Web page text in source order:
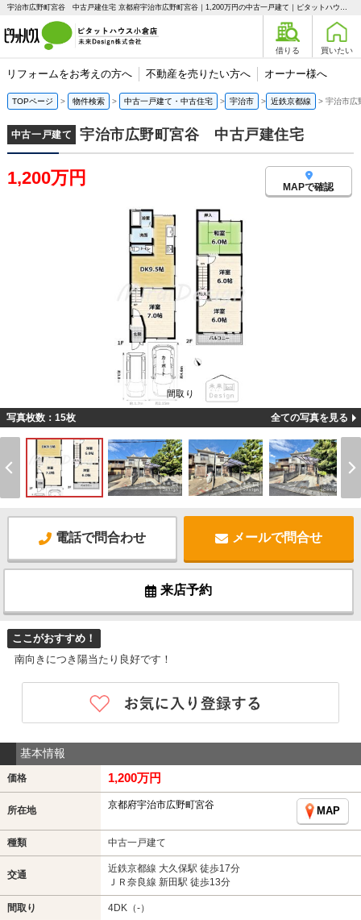
宇治市広野町宮谷 中古戸建住宅 京都府宇治市広野町宮谷｜1,200万円の中古一戸建て｜ピタットハウス小倉店 未来Design株式会社
借りる 買いたい
リフォームをお考えの方へ 不動産を売りたい方へ オーナー様へ
TOPページ 物件検索 中古一戸建て・中古住宅 宇治市 近鉄京都線 宇治市
中古一戸建て 宇治市広野町宮谷 中古戸建住宅
1,200万円 MAPで確認
間取り
写真枚数：15枚 全ての写真を見る
電話で問合わせ メールで問合せ
来店予約
ここがおすすめ！
南向きにつき陽当たり良好です！
基本情報
価格 1,200万円
所在地 京都府宇治市広野町宮谷
MAP
種類 中古一戸建て
交通
近鉄京都線 大久保駅 徒歩17分
ＪＲ奈良線 新田駅 徒歩13分
間取り 4DK（-）